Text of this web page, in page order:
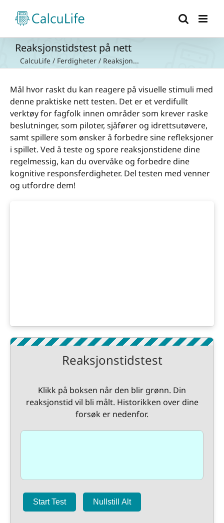
content
Reaksjonstidstest på nett
CalcuLife / Ferdigheter / Reaksjon...
Mål hvor raskt du kan reagere på visuelle stimuli med
denne praktiske nett testen. Det er et verdifullt
verktøy for fagfolk innen områder som krever raske
beslutninger, som piloter, sjåfører og idrettsutøvere,
samt spillere som ønsker å forbedre sine refleksjoner
i spillet. Ved å teste og spore reaksjonstidene dine
regelmessig, kan du overvåke og forbedre dine
kognitive responsferdigheter. Del testen med venner
og utfordre dem!
Reaksjonstidstest
Klikk på boksen når den blir grønn. Din
reaksjonstid vil bli målt. Historikken over dine
forsøk er nedenfor.
Start Test Nullstill Alt